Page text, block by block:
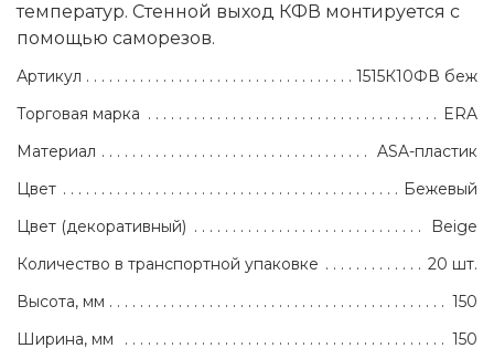
температур. Стенной выход КФВ монтируется с
помощью саморезов.
Артикул
1515К10ФВ беж
Торговая марка
ERA
Материал
ASA-пластик
Цвет
Бежевый
Цвет (декоративный)
Beige
Количество в транспортной упаковке
20 шт.
Высота, мм
150
Ширина, мм
150